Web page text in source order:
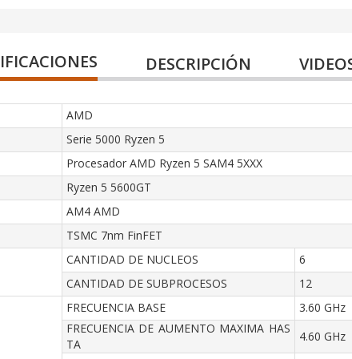
DESCRIPCIÓN
AMD
Serie 5000 Ryzen 5
Procesador AMD Ryzen 5 SAM4 5XXX
Ryzen 5 5600GT
AM4 AMD
TSMC 7nm FinFET
CANTIDAD DE NUCLEOS
6
CANTIDAD DE SUBPROCESOS
12
FRECUENCIA BASE
3.60 GHz
FRECUENCIA DE AUMENTO MAXIMA HAS
TA
4.60 GHz